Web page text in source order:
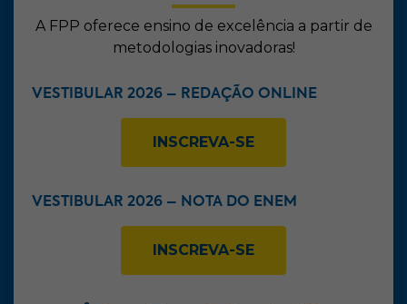
A FPP oferece ensino de excelência a partir de
metodologias inovadoras!
VESTIBULAR 2026 – REDAÇÃO ONLINE
INSCREVA-SE
VESTIBULAR 2026 – NOTA DO ENEM
INSCREVA-SE